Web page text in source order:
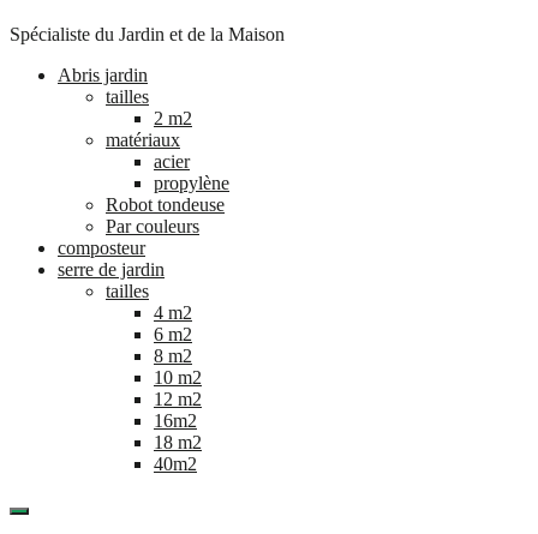
Spécialiste du Jardin et de la Maison
Abris jardin
tailles
2 m2
matériaux
acier
propylène
Robot tondeuse
Par couleurs
composteur
serre de jardin
tailles
4 m2
6 m2
8 m2
10 m2
12 m2
16m2
18 m2
40m2